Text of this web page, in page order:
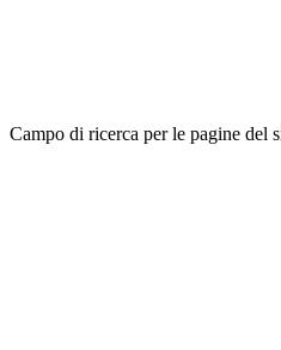
Campo di ricerca per le pagine del